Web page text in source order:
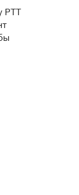
РТТ